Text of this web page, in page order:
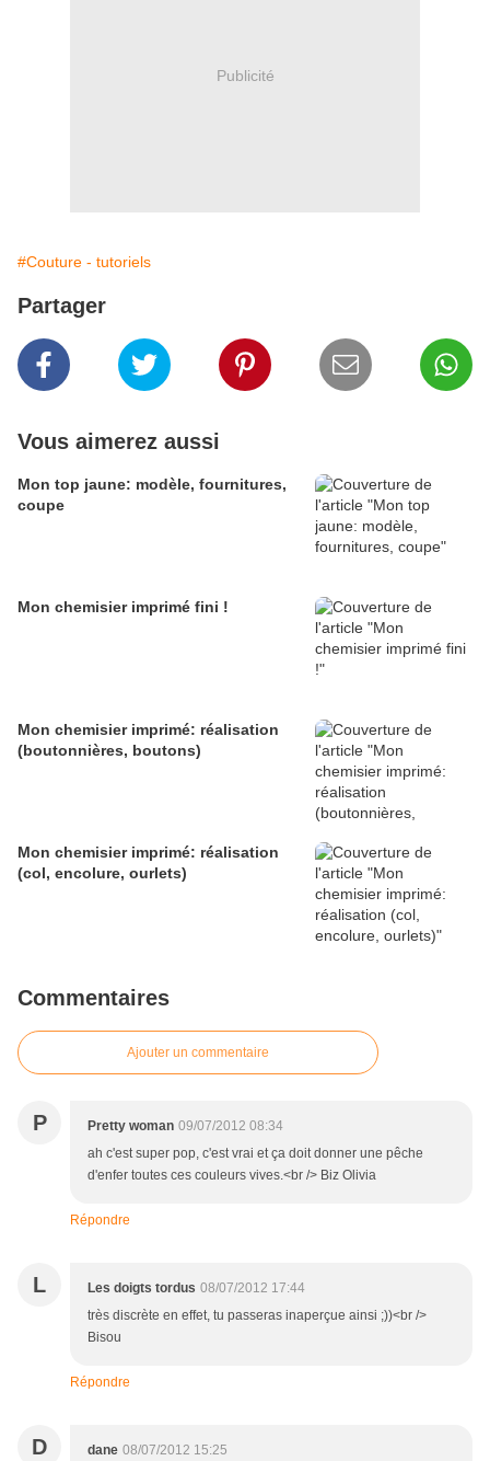
Publicité
#Couture - tutoriels
Partager
Vous aimerez aussi
Mon top jaune: modèle, fournitures,
coupe
Mon chemisier imprimé fini !
Mon chemisier imprimé: réalisation
(boutonnières, boutons)
Mon chemisier imprimé: réalisation
(col, encolure, ourlets)
Commentaires
Ajouter un commentaire
P Pretty woman 09/07/2012 08:34
ah c'est super pop, c'est vrai et ça doit donner une pêche
d'enfer toutes ces couleurs vives.<br /> Biz Olivia
Répondre
L Les doigts tordus 08/07/2012 17:44
très discrète en effet, tu passeras inaperçue ainsi ;))<br />
Bisou
Répondre
D dane 08/07/2012 15:25